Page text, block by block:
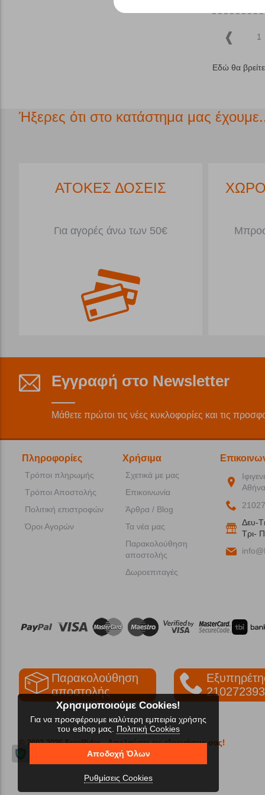
1
Εδώ θα
Ήξερες ότι στο κατάστημα μας
ΔΩΡΕΑΝ ΜΕΤΑΦΟΡΙΚΑ*
Για Παραγγελίες άνω 79€<5kg Για
Εγγραφή στο Newsletter
Μάθετε πρώτοι τις νέες κυκλοφορίες και τις
Πληροφορίες
Τρόποι πληρωμής
Τρόποι Αποστολής
Πολιτική επιστροφών
Όροι Αγορών
Χρήσιμα
Σχετικά με μας
Επικοινωνία
Άρθρα / Blog
Τα νέα μας
Παρακολούθηση
αποστολής
Δωροεπιταγές
Δευ-
Tρι-
Παρακολούθηση
αποστολής
© 2002-2026 FreeRider- Απολαύστε τις εξορμήσεις σας!
Χρησιμοποιούμε Cookies!
Για να προσφέρουμε καλύτερη εμπειρία χρήσης
του eshop μας. Πολιτική Cookies
Αποδοχή Όλων
Ρυθμίσεις Cookies